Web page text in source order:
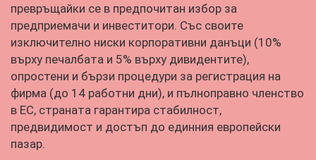
превръщайки се в предпочитан избор за
предприемачи и инвеститори. Със своите
изключително ниски корпоративни данъци (10%
върху печалбата и 5% върху дивидентите),
опростени и бързи процедури за регистрация на
фирма (до 14 работни дни), и пълноправно членство
в ЕС, страната гарантира стабилност,
предвидимост и достъп до единния европейски
пазар.